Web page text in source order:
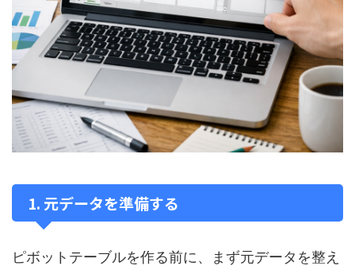
1. 元データを準備する
ピボットテーブルを作る前に、まず元データを整え